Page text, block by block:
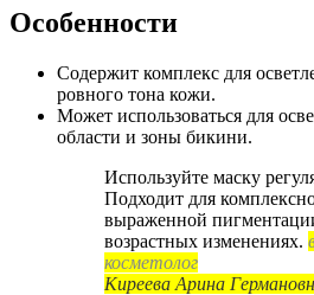
Особенности
Содержит комплекс для
ровного тона кожи.
Может использоваться для
области и зоны бикини.
Используйте маску
Подходит для
выраженной
возрастных изменениях.
косметолог
Киреева Арина